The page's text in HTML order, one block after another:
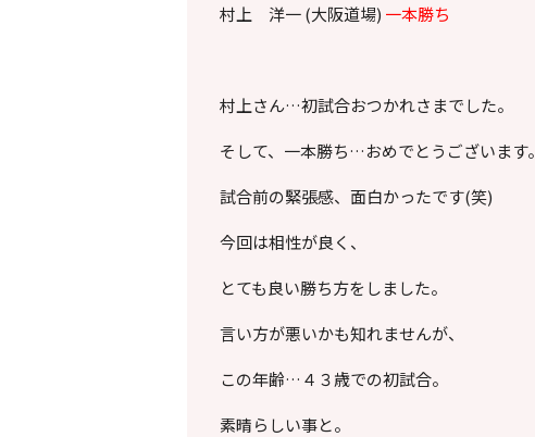
村上 洋一 (大阪道場) 一本勝ち
村上さん…初試合おつかれさまでした。
そして、一本勝ち…おめでとうございます。
試合前の緊張感、面白かったです(笑)
今回は相性が良く、
とても良い勝ち方をしました。
言い方が悪いかも知れませんが、
この年齢…４３歳での初試合。
素晴らしい事と。